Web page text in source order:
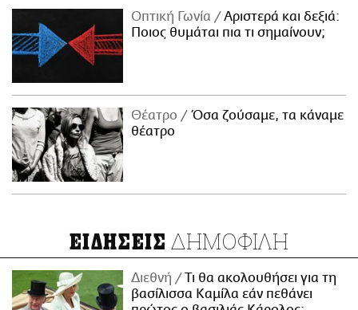
Οπτική Γωνία
Αριστερά και δεξιά:
Ποιος θυμάται πια τι σημαίνουν;
Θέατρο
Όσα ζούσαμε, τα κάναμε
θέατρο
ΕΙΔΗΣΕΙΣ ΔΗΜΟΦΙΛΗ
Διεθνή
Τι θα ακολουθήσει για τη
βασίλισσα Καμίλα εάν πεθάνει